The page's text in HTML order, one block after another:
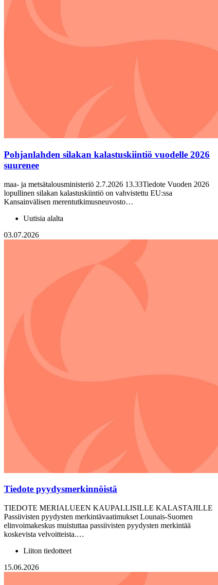
Pohjanlahden silakan kalastuskiintiö vuodelle 2026
suurenee
maa- ja metsätalousministeriö 2.7.2026 13.33Tiedote Vuoden 2026
lopullinen silakan kalastuskiintiö on vahvistettu EU:ssa
Kansainvälisen merentutkimusneuvosto…
Uutisia alalta
03.07.2026
Tiedote pyydysmerkinnöistä
TIEDOTE MERIALUEEN KAUPALLISILLE KALASTAJILLE
Passiivisten pyydysten merkintävaatimukset Lounais-Suomen
elinvoimakeskus muistuttaa passiivisten pyydysten merkintää
koskevista velvoitteista.…
Liiton tiedotteet
15.06.2026